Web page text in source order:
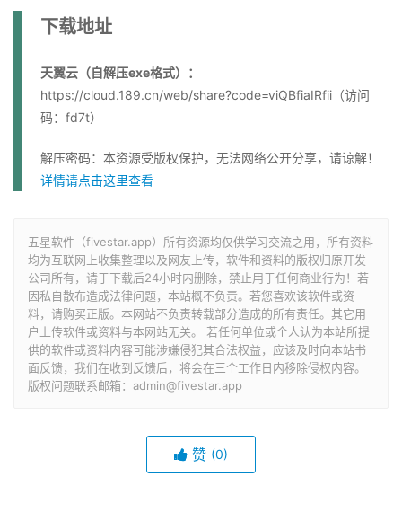
下载地址
天翼云（自解压exe格式）：
https://cloud.189.cn/web/share?code=viQBfiaIRfii（访问
码：fd7t）
解压密码：本资源受版权保护，无法网络公开分享，请谅解！
详情请点击这里查看
五星软件（fivestar.app）所有资源均仅供学习交流之用，所有资料
均为互联网上收集整理以及网友上传，软件和资料的版权归原开发
公司所有，请于下载后24小时内删除，禁止用于任何商业行为！若
因私自散布造成法律问题，本站概不负责。若您喜欢该软件或资
料，请购买正版。本网站不负责转载部分造成的所有责任。其它用
户上传软件或资料与本网站无关。 若任何单位或个人认为本站所提
供的软件或资料内容可能涉嫌侵犯其合法权益，应该及时向本站书
面反馈，我们在收到反馈后，将会在三个工作日内移除侵权内容。
版权问题联系邮箱：admin@fivestar.app
赞 (0)